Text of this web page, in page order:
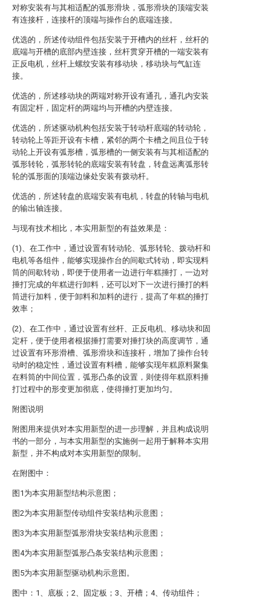
对称安装有与其相适配的弧形滑块，弧形滑块的顶端安装
有连接杆，连接杆的顶端与操作台的底端连接。
优选的，所述传动组件包括安装于开槽内的丝杆，丝杆的
底端与开槽的底部内壁连接，丝杆贯穿开槽的一端安装有
正反电机，丝杆上螺纹安装有移动块，移动块与气缸连
接。
优选的，所述移动块的两端对称开设有通孔，通孔内安装
有固定杆，固定杆的两端均与开槽的内壁连接。
优选的，所述驱动机构包括安装于转动杆底端的转动轮，
转动轮上等距开设有卡槽，紧邻的两个卡槽之间且位于转
动轮上开设有弧形槽，弧形槽的一侧安装有与其相适配的
弧形转轮，弧形转轮的底端安装有转盘，转盘远离弧形转
轮的弧形面的顶端边缘处安装有拨动杆。
优选的，所述转盘的底端安装有电机，转盘的转轴与电机
的输出轴连接。
与现有技术相比，本实用新型的有益效果是：
(1)、在工作中，通过设置有转动轮、弧形转轮、拨动杆和
电机等各组件，能够实现操作台的间歇式转动，即实现料
筒的间歇转动，即便于使用者一边进行年糕捶打，一边对
捶打完成的年糕进行卸料，还可以对下一次进行捶打的料
筒进行加料，便于卸料和加料的进行，提高了年糕的捶打
效率；
(2)、在工作中，通过设置有丝杆、正反电机、移动块和固
定杆，便于使用者根据捶打需要对捶打块的高度调节，通
过设置有环形滑槽、弧形滑块和连接杆，增加了操作台转
动时的稳定性，通过设置有料槽，能够实现年糕原料聚集
在料筒的中间位置，弧形凸条的设置，则使得年糕原料捶
打过程中的形变更加彻底，使得捶打更加均匀。
附图说明
附图用来提供对本实用新型的进一步理解，并且构成说明
书的一部分，与本实用新型的实施例一起用于解释本实用
新型，并不构成对本实用新型的限制。
在附图中：
图1为本实用新型结构示意图；
图2为本实用新型传动组件安装结构示意图；
图3为本实用新型弧形滑块安装结构示意图；
图4为本实用新型弧形凸条安装结构示意图；
图5为本实用新型驱动机构示意图。
图中：1、底板；2、固定板；3、开槽；4、传动组件；